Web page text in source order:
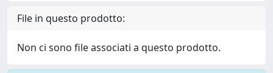
File in questo prodotto:
Non ci sono file associati a questo prodotto.